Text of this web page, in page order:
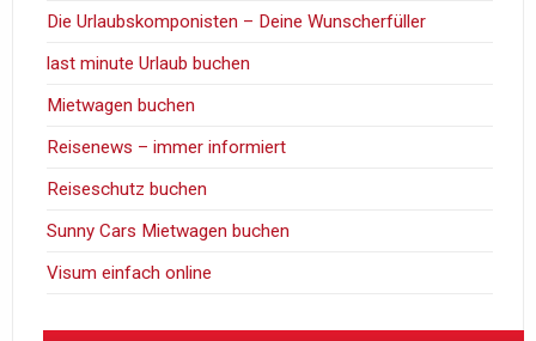
Die Urlaubskomponisten – Deine Wunscherfüller
last minute Urlaub buchen
Mietwagen buchen
Reisenews – immer informiert
Reiseschutz buchen
Sunny Cars Mietwagen buchen
Visum einfach online